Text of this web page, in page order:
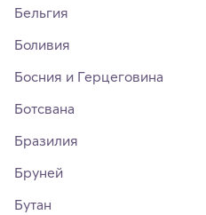
Бельгия
Боливия
Босния и Герцеговина
Ботсвана
Бразилия
Бруней
Бутан